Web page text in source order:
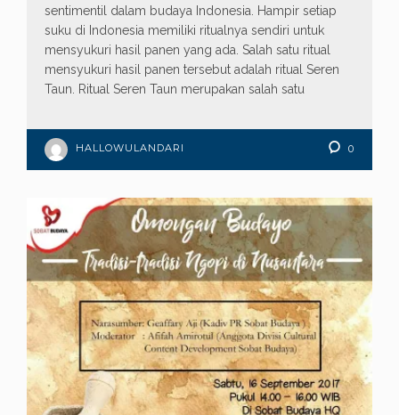
sentimentil dalam budaya Indonesia. Hampir setiap
suku di Indonesia memiliki ritualnya sendiri untuk
mensyukuri hasil panen yang ada. Salah satu ritual
mensyukuri hasil panen tersebut adalah ritual Seren
Taun. Ritual Seren Taun merupakan salah satu
HALLOWULANDARI 0